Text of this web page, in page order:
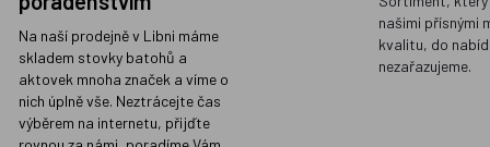
Na naší prodejně v Libni máme
skladem stovky batohů a
aktovek mnoha značek a víme o
nich úplně vše. Neztrácejte čas
výběrem na internetu, přijďte
našimi přísnými
kvalitu, do
nezařazujeme.